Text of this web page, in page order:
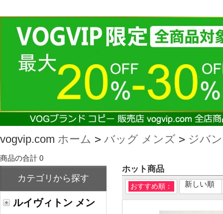
vogvip.com ホーム > バッグ メンズ > ジバ
商品の合計 0
カテゴリから探す
ルイヴィトン メン
ホット商品
おすすめ順： 新しい順